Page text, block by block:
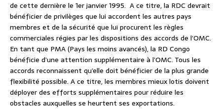
de cette dernière le 1er janvier 1995. A ce titre, la RDC devrait
bénéficier de privilèges que lui accordent les autres pays
membres et de la sécurité que lui procurent les règles
commerciales régies par les dispositions des accords de l’OMC.
En tant que PMA (Pays les moins avancés), la RD Congo
bénéficie d’une attention supplémentaire à l’OMC. Tous les
accords reconnaissent qu’elle doit bénéficier de la plus grande
flexibilité possible. A ce titre, les membres mieux lotis doivent
déployer des efforts supplémentaires pour réduire les
obstacles auxquelles se heurtent ses exportations.